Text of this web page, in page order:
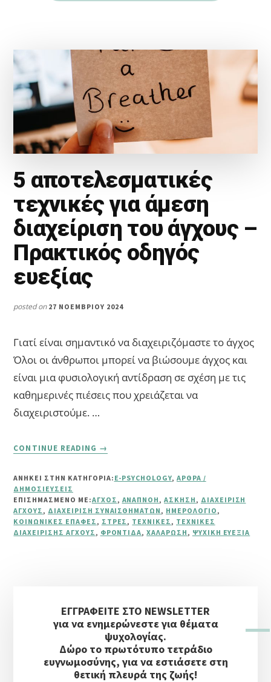
5 αποτελεσματικές
τεχνικές για άμεση
διαχείριση του άγχους –
Πρακτικός οδηγός
ευεξίας
posted on 27 ΝΟΕΜΒΡΊΟΥ 2024
Γιατί είναι σημαντικό να διαχειριζόμαστε το άγχος
Όλοι οι άνθρωποι μπορεί να βιώσουμε άγχος και
είναι μια φυσιολογική αντίδραση σε σχέση με τις
καθημερινές πιέσεις που χρειάζεται να
διαχειριστούμε. …
CONTINUE READING
5
ΤΕΧΝΙΚΈΣ
ΓΙΑ
ΆΜΕΣΗ
ΔΙΑΧΕΊΡΙΣΗ
ΤΟΥ
→
ΑΝΗΚΕΙ ΣΤΗΝ ΚΑΤΗΓΟΡΙΑ: E-PSYCHOLOGY, ΆΡΘΡΑ /
ΔΗΜΟΣΙΕΎΣΕΙΣ
ΕΠΙΣΗΜΑΣΜΈΝΟ ΜΕ:ΆΓΧΟΣ , ΑΝΑΠΝΟΉ ,ΆΣΚΗΣΗ , ΔΙΑΧΕΊΡΙΣΗ
ΆΓΧΟΥΣ , ΔΙΑΧΕΊΡΙΣΗ ΣΥΝΑΙΣΘΗΜΆΤΩΝ , ΗΜΕΡΟΛΌΓΙΟ ,
ΚΟΙΝΩΝΙΚΈΣ ΕΠΑΦΈΣ , ΣΤΡΕΣ , ΤΕΧΝΙΚΈΣ , ΤΕΧΝΙΚΈΣ
ΔΙΑΧΕΊΡΙΣΗΣ ΆΓΧΟΥΣ , ΦΡΟΝΤΊΔΑ,ΧΑΛΆΡΩΣΗ , ΨΥΧΙΚΉ ΕΥΕΞΊΑ
ΠλευρικήΕΓΓΡΑΦΕΙΤΕ ΣΤΟ NEWSLETTER
για να ενημερώνεστε για θέματα
ψυχολογίας.
Δώρο το πρωτότυπο τετράδιο
ευγνωμοσύνης, για να εστιάσετε στη
θετική πλευρά της ζωής!